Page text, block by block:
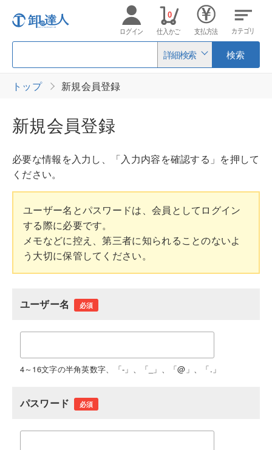
詳細検索 検索
ログイン 仕入かご
0
支払方法 カテゴリ
トップ 新規会員登録
新規会員登録
必要な情報を入力し、「入力内容を確認する」を押して
ください。
ユーザー名とパスワードは、会員としてログイン
する際に必要です。
メモなどに控え、第三者に知られることのないよ
う大切に保管してください。
ユーザー名 必須
4～16文字の半角英数字、「-」、「_」、「@」、「.」
パスワード 必須